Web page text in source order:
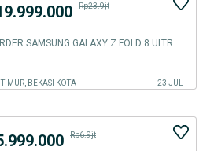
Rp23.9jt
PRE ORDER SAMSUNG GALAXY Z FOLD 8 ULTRA, Z FOLD 8, Z FLIP 8
TIMUR, BEKASI KOTA 23 JUL
Rp6.9jt